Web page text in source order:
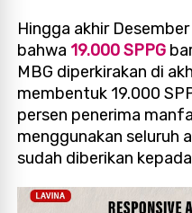
Hingga akhir
bahwa 19.000 SPPG
MBG diperkirakan di
membentuk 19.000
persen penerima
menggunakan seluruh
sudah diberikan